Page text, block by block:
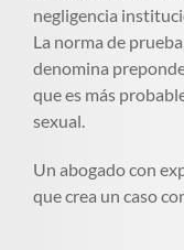
negligencia
La norma de
denomina
que es más
sexual.
Un abogado con
que crea un caso